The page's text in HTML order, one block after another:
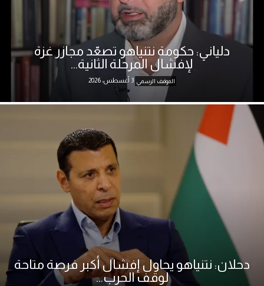
دلياني: حكومة نتنياهو تصعّد مجازر غزة
لإفشال المرحلة الثانية...
الموقف الرسمي 3 أغسطس، 2026
دحلان: نتنياهو يحاول إفشال أكبر فرصة متاحة
لوقف الحرب...